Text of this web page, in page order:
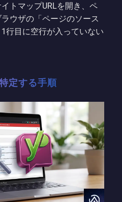
トマップURLを開き、ペ
ウザの「ページのソース
行目に空行が入っていない
定する手順